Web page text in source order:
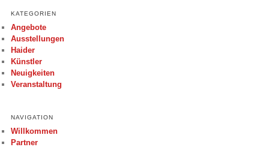
h
e
n
KATEGORIEN
Angebote
Ausstellungen
Haider
Künstler
Neuigkeiten
Veranstaltung
NAVIGATION
Willkommen
Partner